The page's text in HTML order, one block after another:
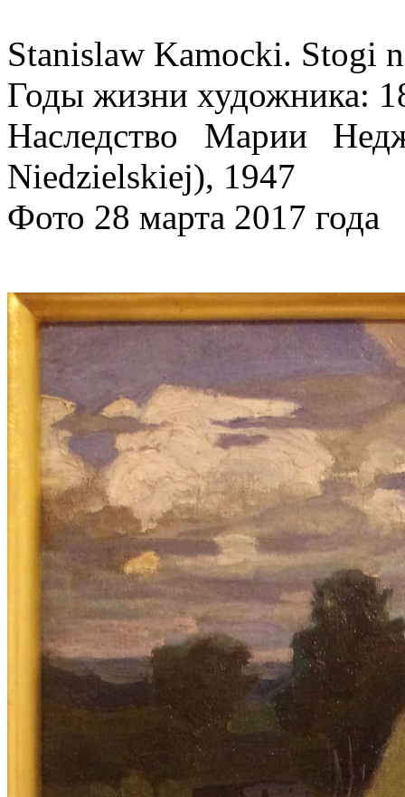
Stanislaw Kamocki. Stogi
Годы жизни художника:
Наследство Марии
Niedzielskiej), 1947
Фото 28 марта 2017 года